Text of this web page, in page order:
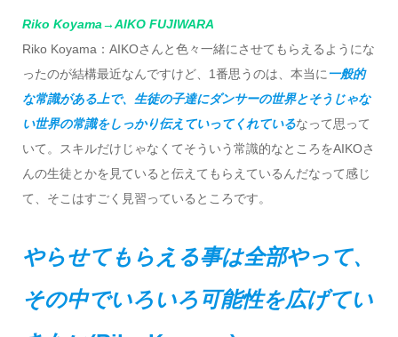
Riko Koyama→AIKO FUJIWARA
Riko Koyama：AIKOさんと色々一緒にさせてもらえるようにな
ったのが結構最近なんですけど、1番思うのは、本当に 一般的
な常識がある上で、生徒の子達にダンサーの世界とそうじゃな
い世界の常識をしっかり伝えていってくれているなって思って
いて。スキルだけじゃなくてそういう常識的なところをAIKOさ
んの生徒とかを見ていると伝えてもらえているんだなって感じ
て、そこはすごく見習っているところです。
やらせてもらえる事は全部やって、
その中でいろいろ可能性を広げてい